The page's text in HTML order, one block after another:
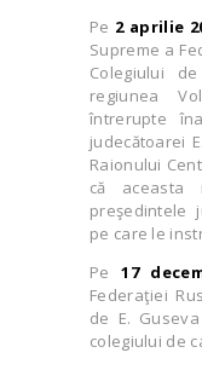
Pe 2 aprilie
Supreme a
Colegiului
regiunea
întrerupte
judecătoarei
Raionului
că
preşedintele
pe care le
Pe17
Federaţiei
de E.
colegiului de